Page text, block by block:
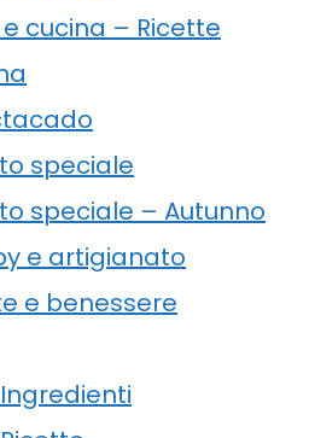
cucina – Ricette
speciale
speciale – Autunno
e artigianato
e benessere